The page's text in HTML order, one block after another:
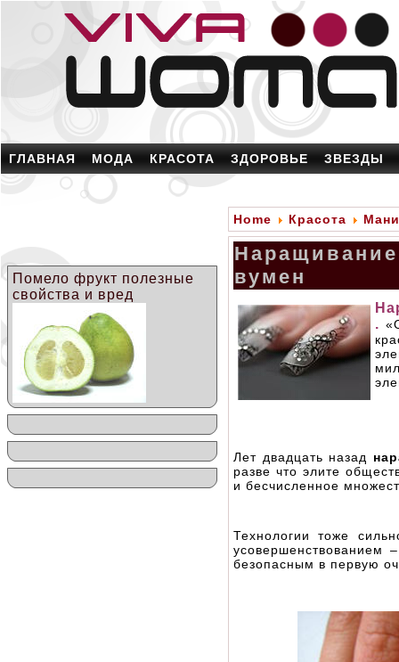
ГЛАВНАЯ МОДА КРАСОТА ЗДОРОВЬЕ ЗВЕЗДЫ
Помело фрукт полезные
свойства и вред
Home Красота
вумен
.
Лет двадцать назад
разве что элите
и бесчисленное
Технологии тоже
усовершенствованием
безопасным в первую